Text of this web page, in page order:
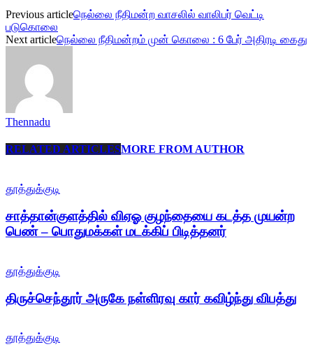
Previous articleநெல்லை நீதிமன்ற வாசலில் வாலிபர் வெட்டி
படுகொலை
Next articleநெல்லை நீதிமன்றம் முன் கொலை : 6 பேர் அதிரடி கைது
Thennadu
RELATED ARTICLESMORE FROM AUTHOR
தூத்துக்குடி
சாத்தான்குளத்தில் விஏஓ குழந்தையை கடத்த முயன்ற
பெண் – பொதுமக்கள் மடக்கிப் பிடித்தனர்
தூத்துக்குடி
திருச்செந்தூர் அருகே நள்ளிரவு கார் கவிழ்ந்து விபத்து
தூத்துக்குடி